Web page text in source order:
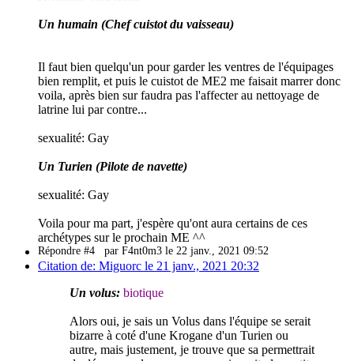
Un humain (Chef cuistot du vaisseau)
Il faut bien quelqu'un pour garder les ventres de l'équipages
bien remplit, et puis le cuistot de ME2 me faisait marrer donc
voila, après bien sur faudra pas l'affecter au nettoyage de
latrine lui par contre...
sexualité: Gay
Un Turien (Pilote de navette)
sexualité: Gay
Voila pour ma part, j'espère qu'ont aura certains de ces
archétypes sur le prochain ME ^^
Répondre #4 par F4nt0m3 le 22 janv., 2021 09:52
Citation de: Miguorc le 21 janv., 2021 20:32
Un volus: biotique
Alors oui, je sais un Volus dans l'équipe se serait
bizarre à coté d'une Krogane d'un Turien ou
autre, mais justement, je trouve que sa permettrait